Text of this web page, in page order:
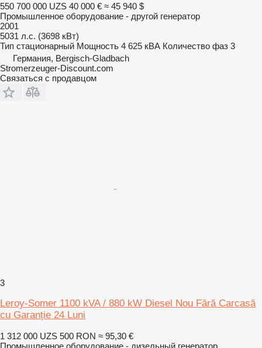
550 700 000 UZS 40 000 € ≈ 45 940 $
Промышленное оборудование - другой генератор
2001
5031 л.с. (3698 кВт)
Тип стационарный Мощность 4 625 кВА Количество фаз 3
Германия, Bergisch-Gladbach
Stromerzeuger-Discount.com
Связаться с продавцом
3
Leroy-Somer 1100 kVA / 880 kW Diesel Nou Fără Carcasă
cu Garanție 24 Luni
1 312 000 UZS 500 RON ≈ 95,30 €
Промышленное оборудование - дизельный генератор